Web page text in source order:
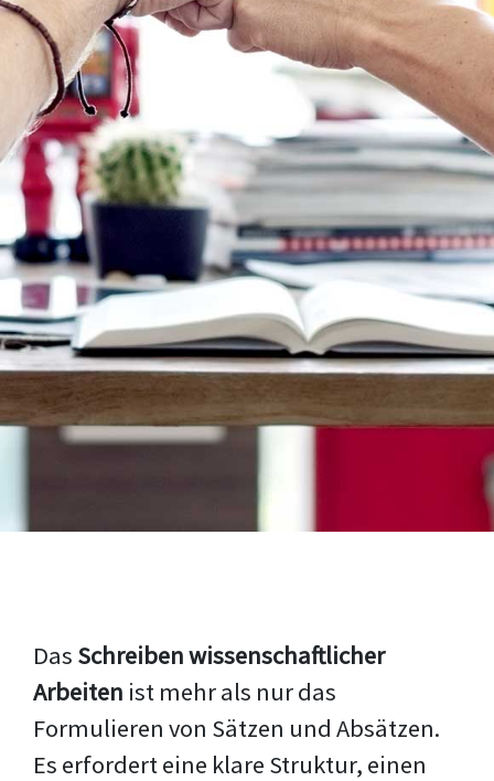
Das Schreiben wissenschaftlicher
Arbeiten ist mehr als nur das
Formulieren von Sätzen und Absätzen.
Es erfordert eine klare Struktur, einen